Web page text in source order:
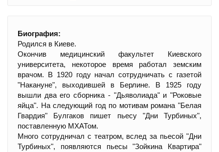
Биография:
Родился в Киеве.
Окончив медицинский факультет Киевского
университета, некоторое время работал земским
врачом. В 1920 году начал сотрудничать с газетой
"Накануне", выходившей в Берлине. В 1925 году
вышли два его сборника - "Дьяволиада" и "Роковые
яйца". На следующий год по мотивам романа "Белая
Гвардия" Булгаков пишет пьесу "Дни Турбиных",
поставленную МХАТом.
Много сотрудничал с театром, вслед за пьесой "Дни
Турбиных", появляются пьесы "Зойкина Квартира"